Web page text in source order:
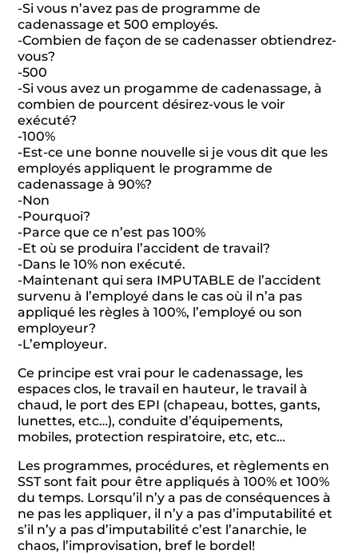
-Si vous n’avez pas de programme de
cadenassage et 500 employés.
-Combien de façon de se cadenasser obtiendrez-
vous?
-500
-Si vous avez un progamme de cadenassage, à
combien de pourcent désirez-vous le voir
exécuté?
-100%
-Est-ce une bonne nouvelle si je vous dit que les
employés appliquent le programme de
cadenassage à 90%?
-Non
-Pourquoi?
-Parce que ce n’est pas 100%
-Et où se produira l’accident de travail?
-Dans le 10% non exécuté.
-Maintenant qui sera IMPUTABLE de l’accident
survenu à l’employé dans le cas où il n’a pas
appliqué les règles à 100%, l’employé ou son
employeur?
-L’employeur.
Ce principe est vrai pour le cadenassage, les
espaces clos, le travail en hauteur, le travail à
chaud, le port des EPI (chapeau, bottes, gants,
lunettes, etc…), conduite d’équipements,
mobiles, protection respiratoire, etc, etc…
Les programmes, procédures, et règlements en
SST sont fait pour être appliqués à 100% et 100%
du temps. Lorsqu’il n’y a pas de conséquences à
ne pas les appliquer, il n’y a pas d’imputabilité et
s’il n’y a pas d’imputabilité c’est l’anarchie, le
chaos, l’improvisation, bref le bordel!